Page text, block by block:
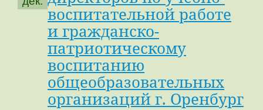
воспитательной работе
и гражданско-
патриотическому
воспитанию
общеобразовательных
организаций г. Оренбург